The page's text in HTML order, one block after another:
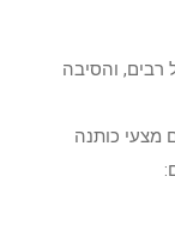
והסיבה
מצעי כותנה